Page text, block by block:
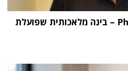
"העתיד הוא Physical AI – בינה מלאכותית שפועלת